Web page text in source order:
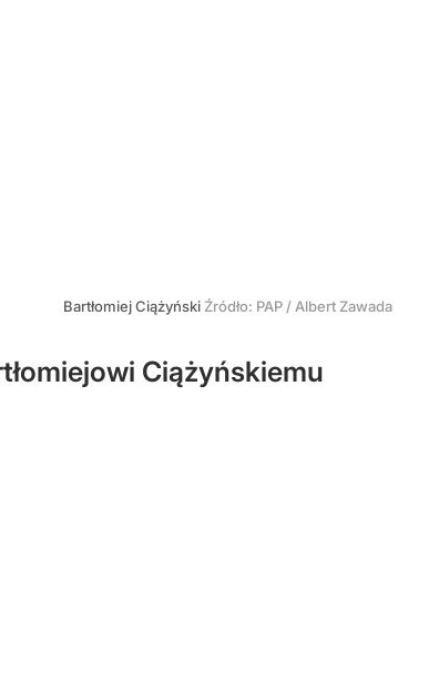
Bartłomiej Ciążyński Źródło: PAP / Albert Zawada
Ciążyńskiemu